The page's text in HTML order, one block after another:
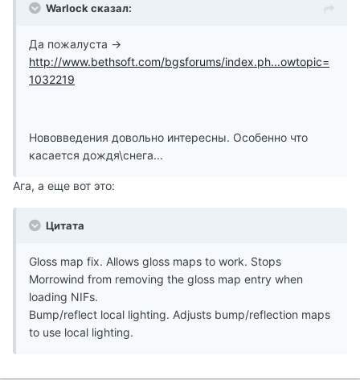
Warlock сказал:
Да пожалуста ->
http://www.bethsoft.com/bgsforums/index.ph...owtopic=
1032219
Нововведения довольно интересны. Особенно что
касается дождя\снега...
Ага, а еще вот это:
Цитата
Gloss map fix. Allows gloss maps to work. Stops
Morrowind from removing the gloss map entry when
loading NIFs.
Bump/reflect local lighting. Adjusts bump/reflection maps
to use local lighting.